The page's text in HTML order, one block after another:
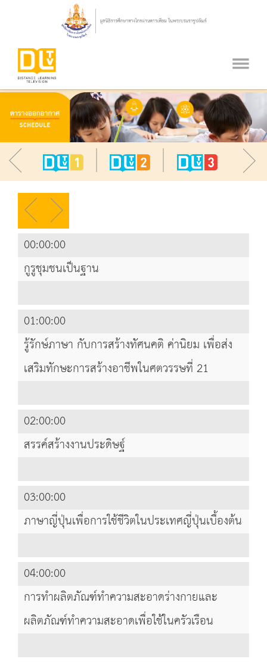
00:00:00
กูรูชุมชนเป็นฐาน
01:00:00
รู้รักษ์ภาษา กับการสร้างทัศนคติ ค่านิยม เพื่อส่ง
เสริมทักษะการสร้างอาชีพในศตวรรษที่ 21
02:00:00
สรรค์สร้างงานประดิษฐ์
03:00:00
ภาษาญี่ปุ่นเพื่อการใช้ชีวิตในประเทศญี่ปุ่นเบื้องต้น
04:00:00
การทำผลิตภัณฑ์ทำความสะอาดร่างกายและ
ผลิตภัณฑ์ทำความสะอาดเพื่อใช้ในครัวเรือน